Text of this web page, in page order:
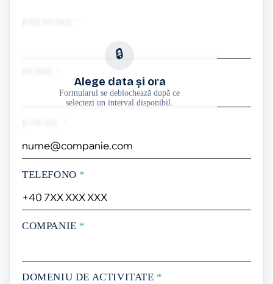
🔒
Alege data și ora
Formularul se deblochează după ce
selectezi un interval disponibil.
TELEFONO *
COMPANIE *
DOMENIU DE ACTIVITATE *